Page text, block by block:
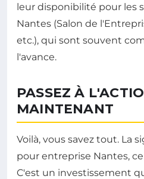
leur disponibilité pour les
Nantes (Salon de
etc.), qui sont souvent
l'avance.
PASSEZ À
MAINTENANT
Voilà, vous savez tout. La
pour entreprise Nantes,
C'est un investissement